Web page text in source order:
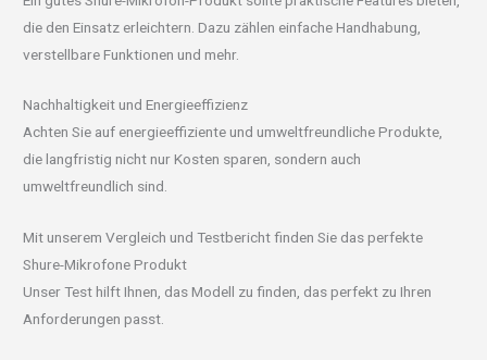
die den Einsatz erleichtern. Dazu zählen einfache Handhabung,
verstellbare Funktionen und mehr.
Nachhaltigkeit und Energieeffizienz
Achten Sie auf energieeffiziente und umweltfreundliche Produkte,
die langfristig nicht nur Kosten sparen, sondern auch
umweltfreundlich sind.
Mit unserem Vergleich und Testbericht finden Sie das perfekte
Shure-Mikrofone Produkt
Unser Test hilft Ihnen, das Modell zu finden, das perfekt zu Ihren
Anforderungen passt.